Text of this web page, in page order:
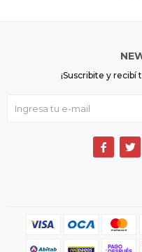
¡Suscribite y recibí
 